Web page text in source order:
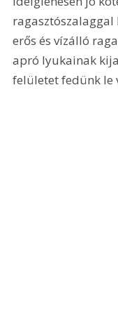
ragasztószalaggal
erős és vízálló
apró lyukainak
felületet fedünk le